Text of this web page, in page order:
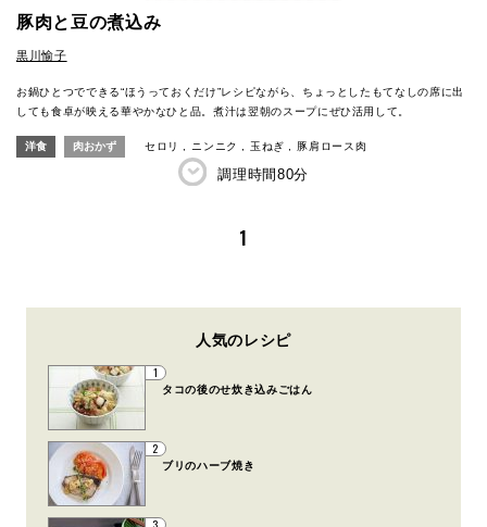
豚肉と豆の煮込み
黒川愉子
お鍋ひとつでできる“ほうっておくだけ”レシピながら、ちょっとしたもてなしの席に出
しても食卓が映える華やかなひと品。煮汁は翌朝のスープにぜひ活用して。
洋食 肉おかず セロリ ニンニク 玉ねぎ 豚肩ロース肉
調理時間80分
1
人気のレシピ
1
タコの後のせ炊き込みごはん
2
ブリのハーブ焼き